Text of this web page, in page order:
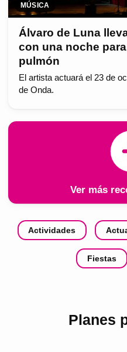
MÚSICA
Álvaro de Luna
con una noche
pulmón
El artista actuará el 23 de
de Onda.
Ver más
Actividades
Fiestas
Planes